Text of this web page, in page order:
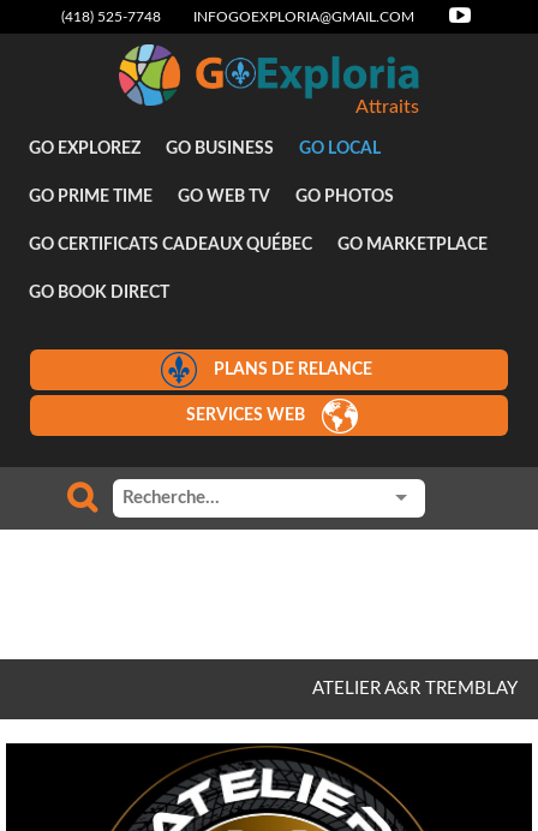
(418) 525-7748 INFOGOEXPLORIA@GMAIL.COM
Attraits
GO EXPLOREZ GO BUSINESS GO LOCAL
GO PRIME TIME GO WEB TV GO PHOTOS
GO CERTIFICATS CADEAUX QUÉBEC GO MARKETPLACE
GO BOOK DIRECT
PLANS DE RELANCE
SERVICES WEB
ATELIER A&R TREMBLAY